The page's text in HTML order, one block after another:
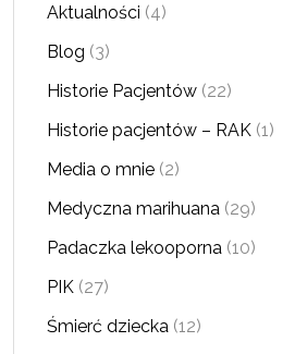
Aktualności (4)
Blog (3)
Historie Pacjentów (22)
Historie pacjentów – RAK (1)
Media o mnie (2)
Medyczna marihuana (29)
Padaczka lekooporna (10)
PIK (27)
Śmierć dziecka (12)